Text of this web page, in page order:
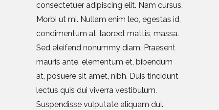
consectetuer adipiscing elit. Nam cursus.
Morbi ut mi. Nullam enim leo, egestas id,
condimentum at, laoreet mattis, massa.
Sed eleifend nonummy diam. Praesent
mauris ante, elementum et, bibendum
at, posuere sit amet, nibh. Duis tincidunt
lectus quis dui viverra vestibulum.
Suspendisse vulputate aliquam dui.